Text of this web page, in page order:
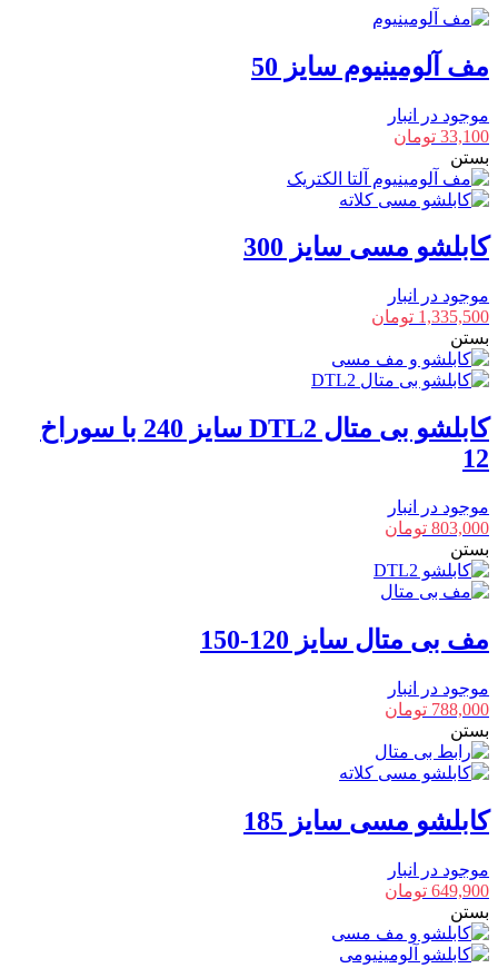
مف آلومینیوم سایز 50
موجود در انبار
33,100 تومان
بستن
کابلشو مسی سایز 300
موجود در انبار
1,335,500 تومان
بستن
کابلشو بی متال DTL2 سایز 240 با سوراخ
12
موجود در انبار
803,000 تومان
بستن
مف بی متال سایز 120-150
موجود در انبار
788,000 تومان
بستن
کابلشو مسی سایز 185
موجود در انبار
649,900 تومان
بستن